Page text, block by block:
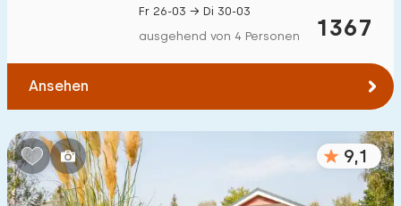
1367
Fr 26-03 → Di 30-03
ausgehend von 4 Personen
Ansehen
9,1